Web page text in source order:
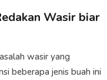
Wasir biar
wasir yang
beberapa jenis buah ini